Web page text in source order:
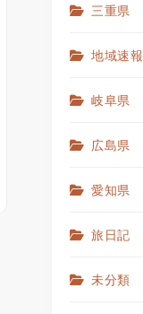
三重県
地域速報
岐阜県
広島県
愛知県
旅日記
未分類